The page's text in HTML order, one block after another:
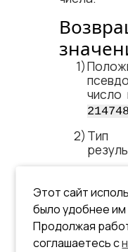
число
Тип
при
Этот сайт
было удобнее им
Продолжая
соглашаетесь с